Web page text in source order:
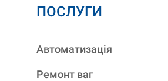
ПОСЛУГИ
Автоматизація
Ремонт ваг